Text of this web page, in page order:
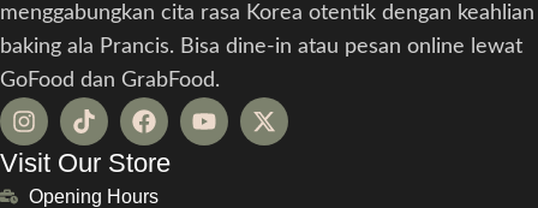
menggabungkan cita rasa Korea otentik dengan keahlian
baking ala Prancis. Bisa dine-in atau pesan online lewat
GoFood dan GrabFood.
Visit Our Store
Opening Hours